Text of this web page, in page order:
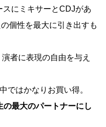
にミキサーとCDJがあ
個性を最大に引き出すも
者に表現の自由を与え
ではかなりお買い得。
最大のパートナーにし